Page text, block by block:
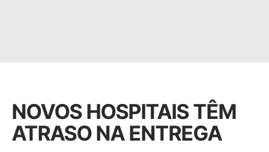
NOVOS HOSPITAIS TÊM
ATRASO NA ENTREGA